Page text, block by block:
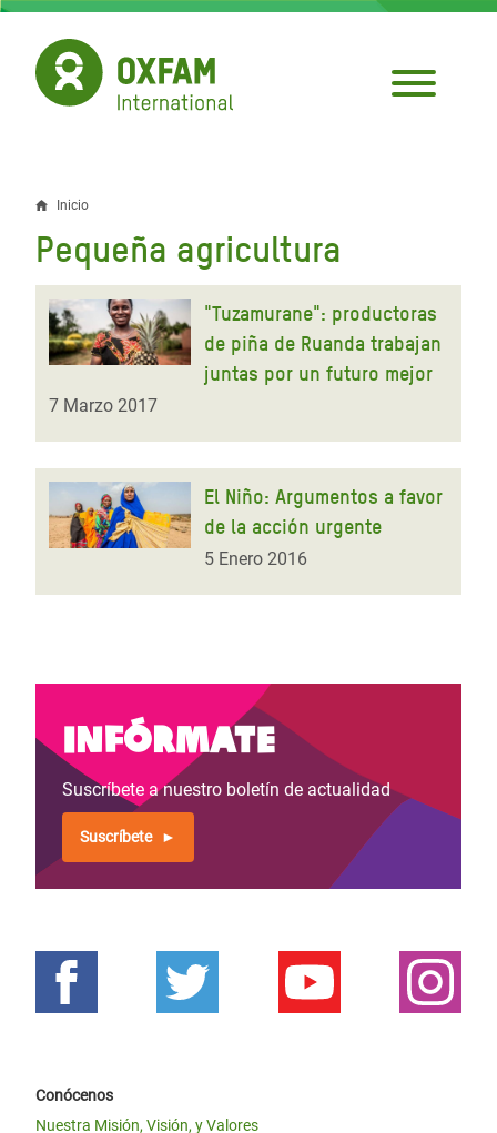
Pasar
contenido
principal
Sobrescribir
enlaces
de
ayuda
la
navegación
Inicio
Pequeña agricultura
"Tuzamurane": productoras
de piña de Ruanda trabajan
juntas por un futuro mejor
7 Marzo 2017
El Niño: Argumentos a favor
de la acción urgente
5 Enero 2016
Infórmate
Suscríbete a nuestro boletín de actualidad
Suscríbete
Conócenos
Nuestra Misión, Visión, y Valores